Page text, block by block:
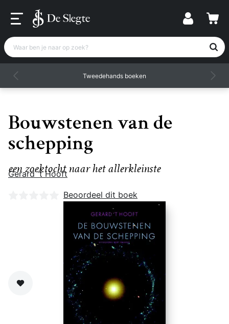
Waar ben je naar op zoek?
Tweedehands boeken
Bouwstenen van de
schepping
een zoektocht naar het allerkleinste
Gerard 't Hooft
Nog geen beoordelingen
Beoordeel dit boek
Zet op verlanglijst